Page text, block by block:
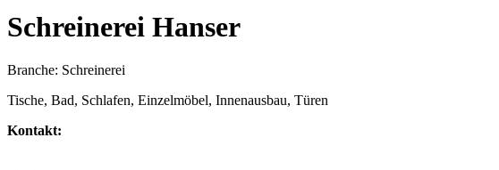
Schreinerei Hanser
Branche: Schreinerei
Tische, Bad, Schlafen, Einzelmöbel, Innenausbau, Türen
Kontakt: